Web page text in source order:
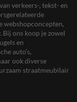
verkeers-, tekst- en
webshopconcepten,
Bij ons koop je zowel
en
auto’s,
ook diverse
straatmeubilair